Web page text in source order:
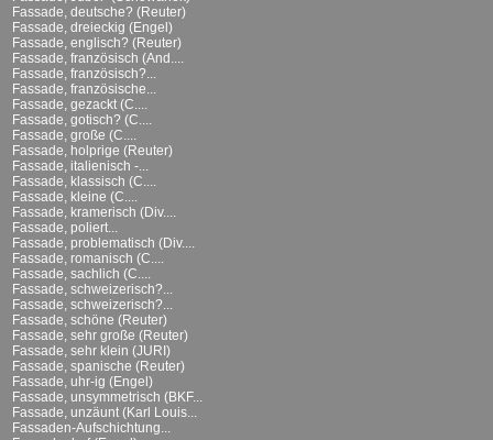
Fassade, deutsche? (Reuter)
Fassade, dreieckig (Engel)
Fassade, englisch? (Reuter)
Fassade, französisch (And....
Fassade, französisch?...
Fassade, französische...
Fassade, gezackt (C....
Fassade, gotisch? (C....
Fassade, große (C....
Fassade, holprige (Reuter)
Fassade, italienisch -...
Fassade, klassisch (C....
Fassade, kleine (C....
Fassade, kramerisch (Div....
Fassade, poliert...
Fassade, problematisch (Div....
Fassade, romanisch (C....
Fassade, sachlich (C....
Fassade, schweizerisch?...
Fassade, schweizerisch?...
Fassade, schöne (Reuter)
Fassade, sehr große (Reuter)
Fassade, sehr klein (JURI)
Fassade, spanische (Reuter)
Fassade, uhr-ig (Engel)
Fassade, unsymmetrisch (BKF...
Fassade, unzäunt (Karl Louis...
Fassaden-Aufschichtung...